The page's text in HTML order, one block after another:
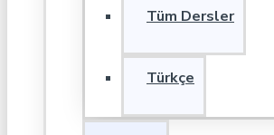
Tüm Dersler
Türkçe